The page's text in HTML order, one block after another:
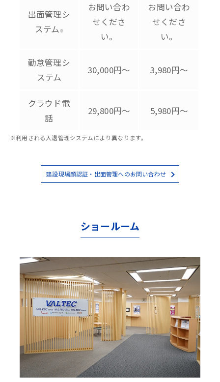
出面管理シ
ステム ※
お問い合わ
せくださ
い。
お問い合わ
せくださ
い。
勤怠管理シ
ステム
30,000円～ 3,980円～
クラウド電
話
29,800円～ 5,980円～
※利用される入退管理システムにより異なります。
建設現場顔認証・出面管理へのお問い合わせ
ショールーム